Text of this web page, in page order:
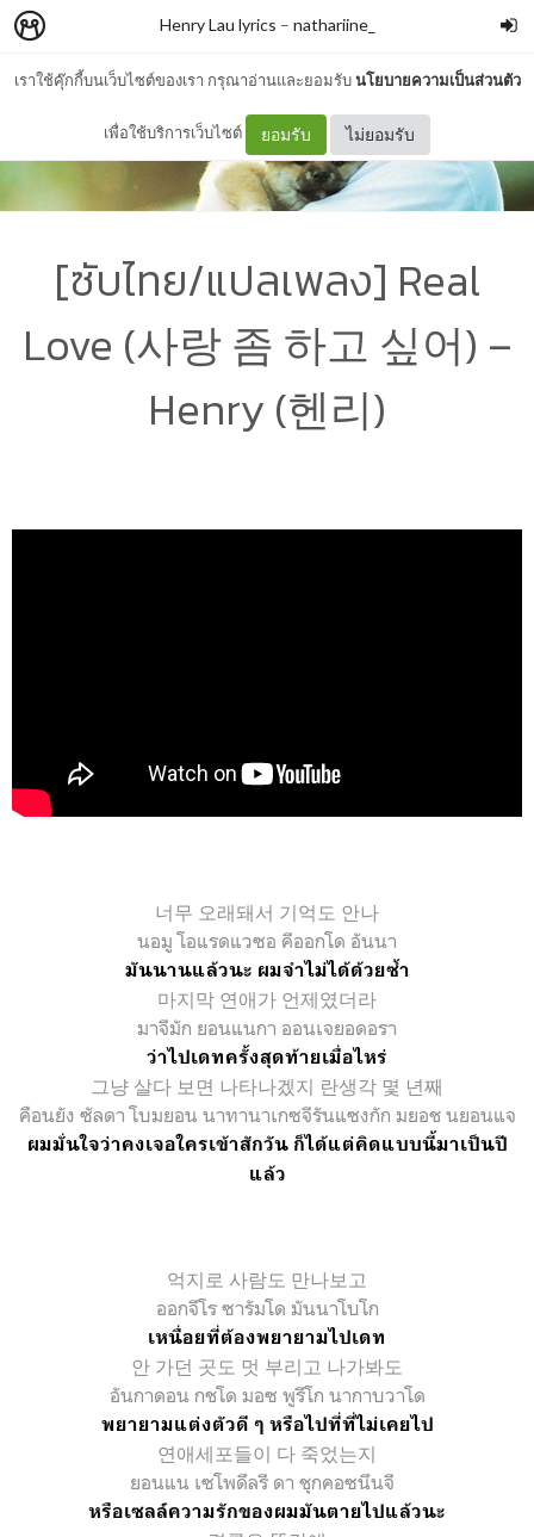
เราใช้คุ๊กกี้บนเว็บไซต์ของเรา กรุณาอ่านและยอมรับนโยบายความเป็นส่วนตัว
เพื่อใช้บริการเว็บไซต์ ยอมรับ ไม่ยอมรับ
Henry Lau lyrics – nathariine_
[ซับไทย/แปลเพลง] Real
Love (사랑 좀 하고 싶어) –
Henry (헨리)
너무 오래돼서 기억도 안나
นอมู โอแรดแวซอ คีออกโด อันนา
มันนานแล้วนะ ผมจำไม่ได้ด้วยซ้ำ
마지막 연애가 언제였더라
มาจีมัก ยอนแนกา ออนเจยอดอรา
ว่าไปเดทครั้งสุดท้ายเมื่อไหร่
그냥 살다 보면 나타나겠지 란생각 몇 년째
คือนยัง ซัลดา โบมยอน นาทานาเกซจีรันแซงกัก มยอช นยอนแจ
ผมมั่นใจว่าคงเจอใครเข้าสักวัน ก็ได้แต่คิดแบบนี้มาเป็นปี
แล้ว
억지로 사람도 만나보고
ออกจีโร ซารัมโด มันนาโบโก
เหนื่อยที่ต้องพยายามไปเดท
안 가던 곳도 멋 부리고 나가봐도
อันกาดอน กชโด มอซ พูรีโก นากาบวาโด
พยายามแต่งตัวดี ๆ หรือไปที่ที่ไม่เคยไป
연애세포들이 다 죽었는지
ยอนแน เซโพดึลรี ดา ชุกคอซนึนจี
หรือเซลล์ความรักของผมมันตายไปแล้วนะ